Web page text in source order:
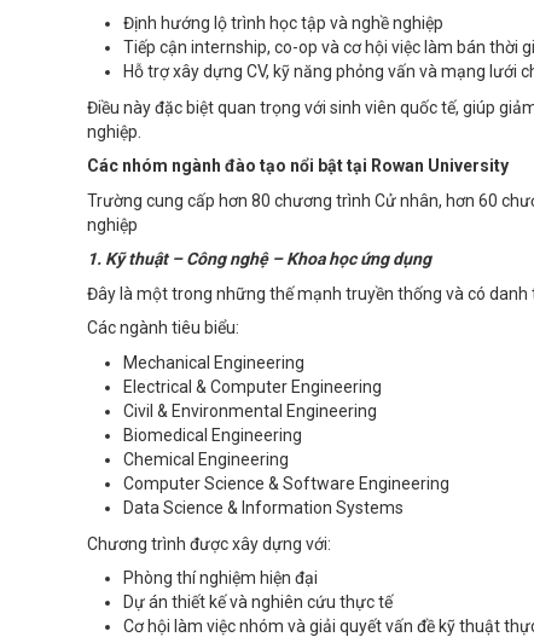
Định hướng lộ trình học tập và nghề nghiệp
Tiếp cận internship, co-op và cơ hội việc làm bán thời
Hỗ trợ xây dựng CV, kỹ năng phỏng vấn và mạng lưới
Điều này đặc biệt quan trọng với sinh viên quốc tế, giúp
nghiệp.
Các nhóm ngành đào tạo nổi bật tại Rowan University
Trường cung cấp hơn 80 chương trình Cử nhân, hơn 60
nghiệp
1. Kỹ thuật – Công nghệ – Khoa học ứng dụng
Đây là một trong những thế mạnh truyền thống và có danh
Các ngành tiêu biểu:
Mechanical Engineering
Electrical & Computer Engineering
Civil & Environmental Engineering
Biomedical Engineering
Chemical Engineering
Computer Science & Software Engineering
Data Science & Information Systems
Chương trình được xây dựng với:
Phòng thí nghiệm hiện đại
Dự án thiết kế và nghiên cứu thực tế
Cơ hội làm việc nhóm và giải quyết vấn đề kỹ thuật